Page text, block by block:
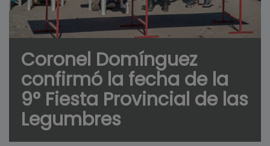
Coronel Domínguez
confirmó la fecha de la
9° Fiesta Provincial de las
Legumbres